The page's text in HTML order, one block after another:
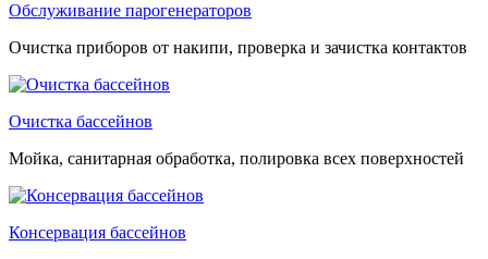
Обслуживание парогенераторов
Очистка приборов от накипи, проверка и зачистка контактов
Очистка бассейнов
Мойка, санитарная обработка, полировка всех поверхностей
Консервация бассейнов